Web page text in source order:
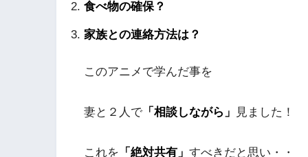
食べ物の確保？
家族との連絡方法は？
このアニメで学んだ事を
妻と２人で 「相談しながら」 見ました！
これを 「絶対共有」 すべきだと思い・・